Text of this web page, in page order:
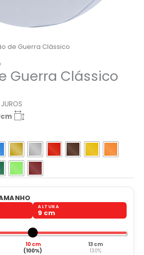
de Guerra Clássico
Guerra Clássico
ALTURA
9 cm
10 cm
(100%)
13 cm
130%